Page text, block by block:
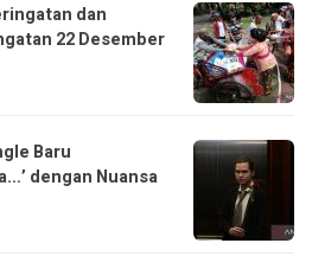
dan
22 Desember
Baru
dengan Nuansa